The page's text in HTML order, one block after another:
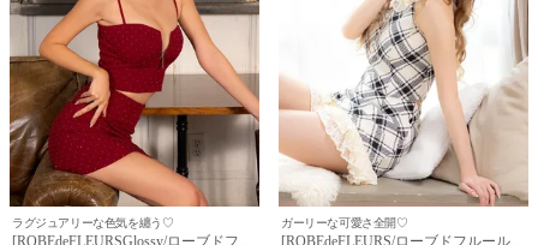
OriginalBrand
ラグジュアリーな色気を纏う♡ ガーリーな可愛さ全開♡